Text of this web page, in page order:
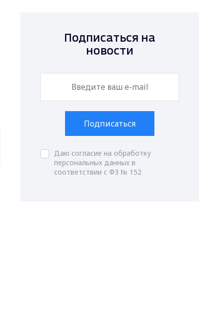
Подписаться на
новости
Подписаться
Даю согласие на обработку
персональных данных в
соответствии с ФЗ № 152